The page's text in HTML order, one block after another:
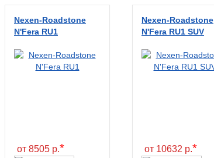
Nexen-Roadstone
N'Fera RU1
от 8505 р.*
Nexen-Roadstone
N'Fera RU1 SUV
от 10632 р.*